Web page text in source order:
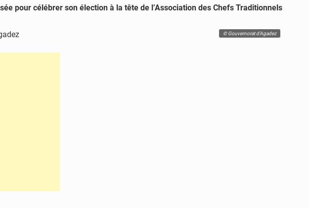
pour célébrer son élection à la tête de l’Association des Chefs Traditionnels
© Gouvernorat d'Agadez